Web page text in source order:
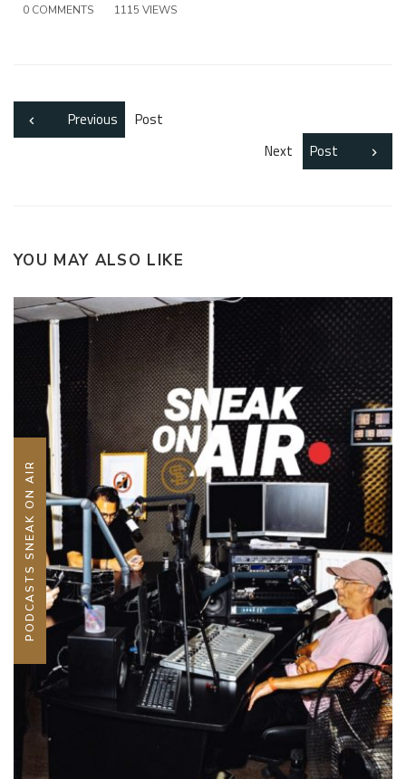
0 COMMENTS 1115 VIEWS
Previous
Post
Next
Post
YOU MAY ALSO LIKE
PODCASTS SNEAK ON AIR